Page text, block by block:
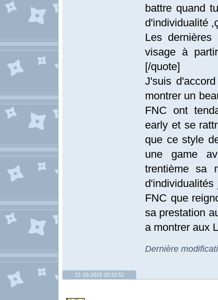
battre quand
d'individualité
Les
visage à
[/quote]
J'suis
montrer un
FNC ont
early et se
que ce style
une game
trentième sa
FNC que
sa prestation
a montrer aux
Dernière
21-10-2015 20:32:52